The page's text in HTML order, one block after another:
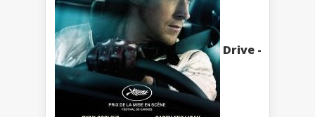
Drive -